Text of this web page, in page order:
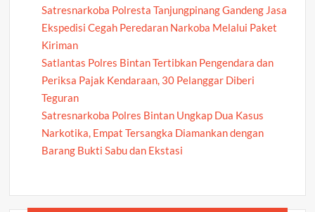
Satresnarkoba Polresta Tanjungpinang Gandeng Jasa
Ekspedisi Cegah Peredaran Narkoba Melalui Paket
Kiriman
Satlantas Polres Bintan Tertibkan Pengendara dan
Periksa Pajak Kendaraan, 30 Pelanggar Diberi
Teguran
Satresnarkoba Polres Bintan Ungkap Dua Kasus
Narkotika, Empat Tersangka Diamankan dengan
Barang Bukti Sabu dan Ekstasi